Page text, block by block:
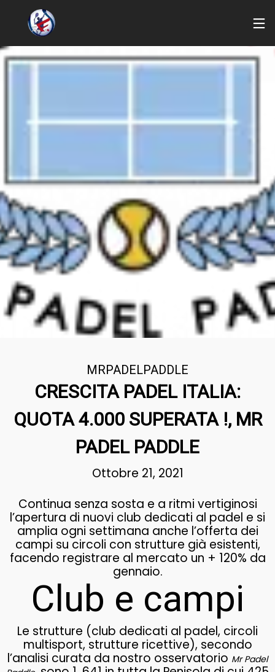
MRPADELPADDLE
CRESCITA PADEL ITALIA:
QUOTA 4.000 SUPERATA !, MR
PADEL PADDLE
Ottobre 21, 2021
Continua senza sosta e a ritmi vertiginosi
l’apertura di nuovi club dedicati al padel e si
amplia ogni settimana anche l’offerta dei
campi su circoli con strutture già esistenti,
facendo registrare al mercato un + 120% da
gennaio.
Club e campi
Le strutture (club dedicati al padel, circoli
multisport, strutture ricettive), secondo
l’analisi curata da nostro osservatorio Mr Padel